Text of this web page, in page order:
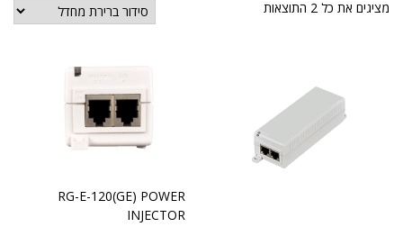
מציגים את כל ⁦2⁩ התוצאות
RG-E-120(GE) POWER
INJECTOR